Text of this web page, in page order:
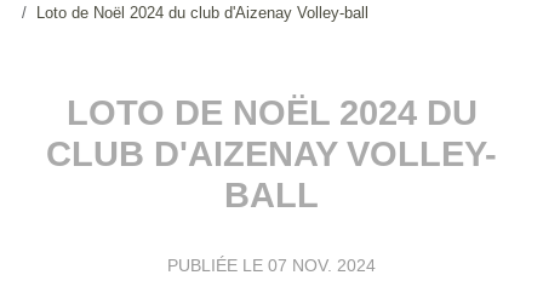
Loto de Noël 2024 du club d'Aizenay Volley-ball
LOTO DE NOËL 2024 DU
CLUB D'AIZENAY VOLLEY-
BALL
PUBLIÉE LE 07 NOV. 2024